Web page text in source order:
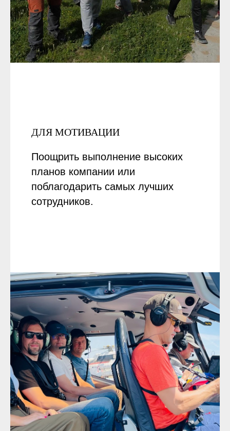
ДЛЯ МОТИВАЦИИ
Поощрить выполнение высоких
планов компании или
поблагодарить самых лучших
сотрудников.